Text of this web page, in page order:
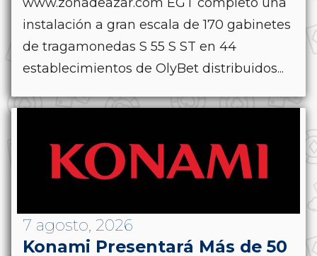
instalación a gran escala de 170 gabinetes
de tragamonedas S 55 S ST en 44
establecimientos de OlyBet distribuidos...
7 agosto, 2026
Konami Presentará Más de 50